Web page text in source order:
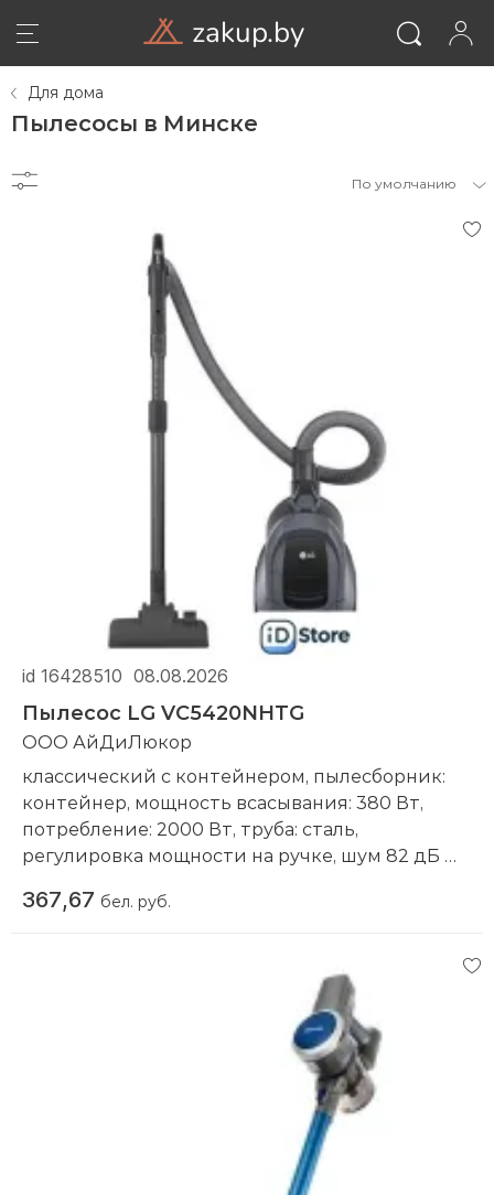
zakup.by
Для дома
Пылесосы в Минске
По умолчанию
id 16428510 08.08.2026
Пылесос LG VC5420NHTG
ООО АйДиЛюкор
классический с контейнером, пылесборник:
контейнер, мощность всасывания: 380 Вт,
потребление: 2000 Вт, труба: сталь,
регулировка мощности на ручке, шум 82 дБ
367,67 бел. руб.